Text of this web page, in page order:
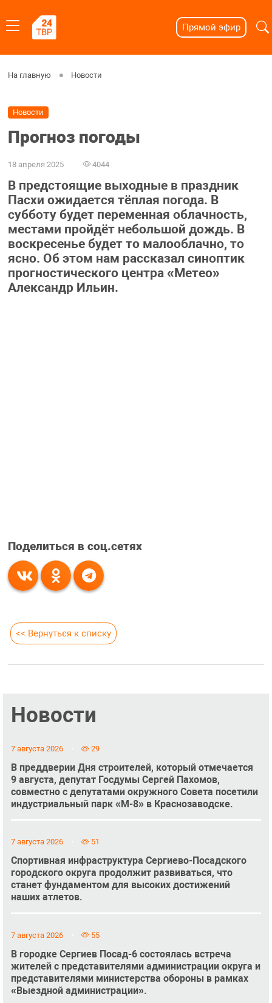
Прямой эфир
На главную Новости
Новости
Прогноз погоды
18 апреля 2025 4044
В предстоящие выходные в праздник
Пасхи ожидается тёплая погода. В
субботу будет переменная облачность,
местами пройдёт небольшой дождь. В
воскресенье будет то малооблачно, то
ясно. Об этом нам рассказал синоптик
прогностического центра «Метео»
Александр Ильин.
Поделиться в соц.сетях
<< Вернуться к списку
Новости
7 августа 2026 29
В преддверии Дня строителей, который отмечается
9 августа, депутат Госдумы Сергей Пахомов,
совместно с депутатами окружного Совета посетили
индустриальный парк «М-8» в Краснозаводске.
7 августа 2026 51
Спортивная инфраструктура Сергиево-Посадского
городского округа продолжит развиваться, что
станет фундаментом для высоких достижений
наших атлетов.
7 августа 2026 55
В городке Сергиев Посад-6 состоялась встреча
жителей с представителями администрации округа и
представителями министерства обороны в рамках
«Выездной администрации».